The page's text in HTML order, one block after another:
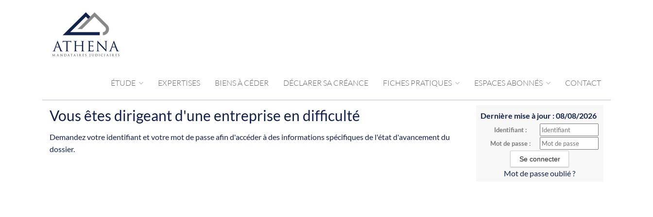
ÉTUDE EXPERTISES BIENS À CÉDER DÉCLARER SA CRÉANCE FICHES PRATIQUES ESPACES ABONNÉS CONTACT
Dernière mise à jour : 08/08/2026
Identifiant :
Mot de passe :
Mot de passe oublié ?
Vous êtes dirigeant d'une entreprise en difficulté
Demandez votre identifiant et votre mot de passe afin d'accéder à des informations spécifiques de l'état d'avancement du
dossier.